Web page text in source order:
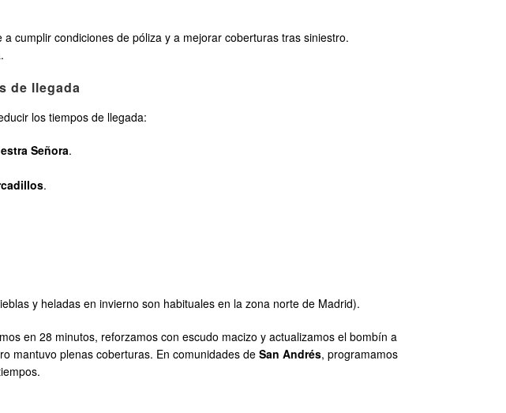
cumplir condiciones de póliza y a mejorar coberturas tras siniestro.
de llegada
los tiempos de llegada:
Señora.
.
y heladas en invierno son habituales en la zona norte de Madrid).
en 28 minutos, reforzamos con escudo macizo y actualizamos el bombín a
mantuvo plenas coberturas. En comunidades de San Andrés, programamos